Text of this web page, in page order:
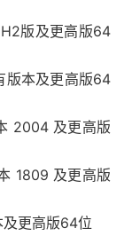
版及更高版64
版本及更高版64
2004 及更高版
1809 及更高版
更高版64位